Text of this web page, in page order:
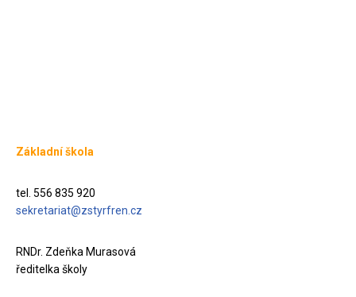
Základní škola
tel. 556 835 920
sekretariat@zstyrfren.cz
RNDr. Zdeňka Murasová
ředitelka školy